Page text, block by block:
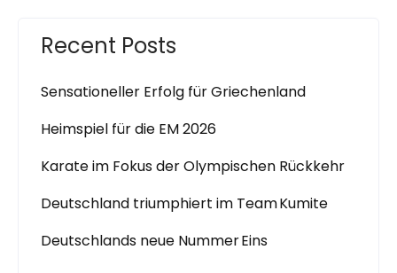
Recent Posts
Sensationeller Erfolg für Griechenland
Heimspiel für die EM 2026
Karate im Fokus der Olympischen Rückkehr
Deutschland triumphiert im Team Kumite
Deutschlands neue Nummer Eins